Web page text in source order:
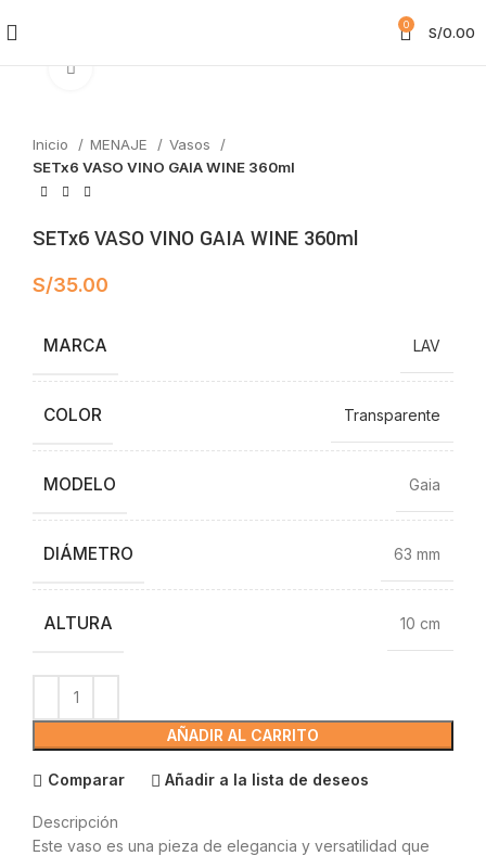
0 S/0.00
Inicio MENAJE
Vasos
SETx6 VASO VINO GAIA WINE 360ml
SETx6 VASO VINO GAIA WINE 360ml
S/35.00
MARCA LAV
COLOR Transparente
MODELO Gaia
DIÁMETRO 63 mm
ALTURA 10 cm
AÑADIR AL CARRITO
Comparar Añadir a la lista de deseos
Descripción
Este vaso es una pieza de elegancia y versatilidad que